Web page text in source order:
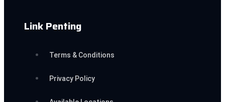
Link Penting
Terms & Conditions
Privacy Policy